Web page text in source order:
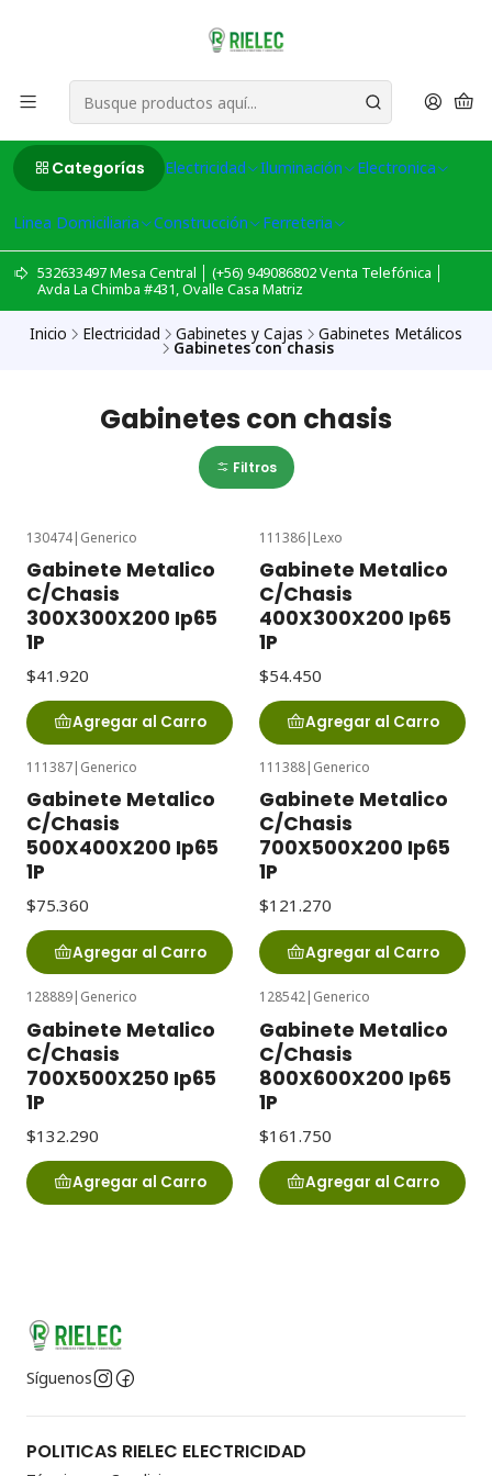
Categorías Electricidad Iluminación Electronica
Linea Domiciliaria Construcción Ferreteria
532633497 Mesa Central │ (+56) 949086802 Venta Telefónica │
Avda La Chimba #431, Ovalle Casa Matriz
Inicio Electricidad Gabinetes y Cajas Gabinetes Metálicos
Gabinetes con chasis
Gabinetes con chasis
Filtros
130474| Generico
Gabinete Metalico
C/Chasis
300X300X200 Ip65
1P
$41.920
Agregar al Carro
111386| Lexo
Gabinete Metalico
C/Chasis
400X300X200 Ip65
1P
$54.450
Agregar al Carro
111387| Generico
Gabinete Metalico
C/Chasis
500X400X200 Ip65
1P
$75.360
Agregar al Carro
111388| Generico
Gabinete Metalico
C/Chasis
700X500X200 Ip65
1P
$121.270
Agregar al Carro
128889| Generico
Gabinete Metalico
C/Chasis
700X500X250 Ip65
1P
$132.290
Agregar al Carro
128542| Generico
Gabinete Metalico
C/Chasis
800X600X200 Ip65
1P
$161.750
Agregar al Carro
Síguenos
POLITICAS RIELEC ELECTRICIDAD